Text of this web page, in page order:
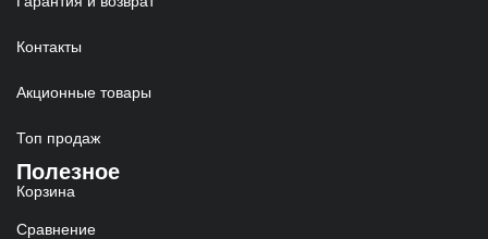
Контакты
Акционные товары
Топ продаж
Полезное
Корзина
Сравнение